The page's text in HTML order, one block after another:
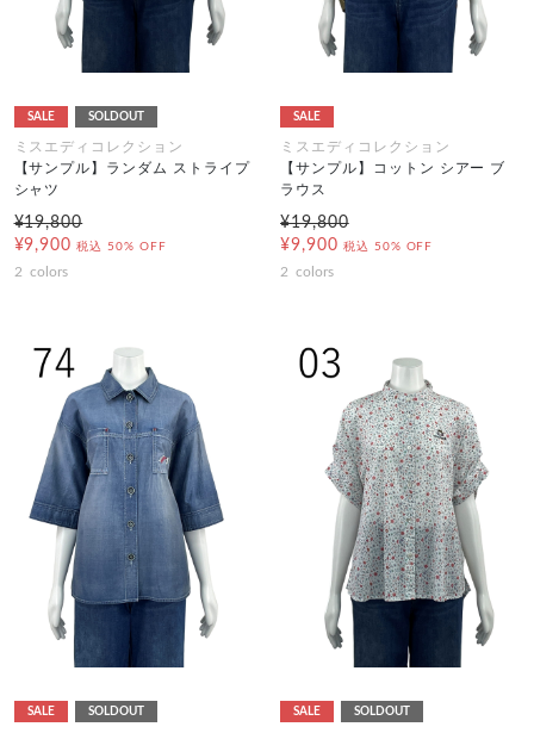
SALE SOLDOUT
ミスエディコレクション
【サンプル】ランダム ストライプ
シャツ
¥19,800
¥9,900 税込 50% OFF
2 colors
SALE
ミスエディコレクション
【サンプル】コットン シアー ブ
ラウス
¥19,800
¥9,900 税込 50% OFF
2 colors
SALE SOLDOUT SALE SOLDOUT